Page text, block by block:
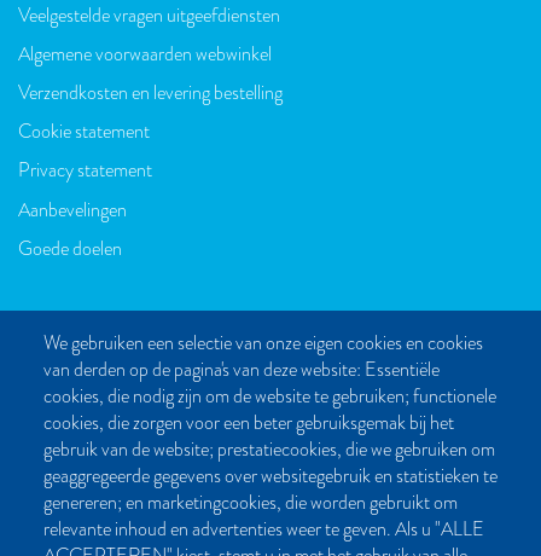
We gebruiken een selectie van onze eigen cookies en cookies
van derden op de pagina's van deze website: Essentiële
cookies, die nodig zijn om de website te gebruiken; functionele
cookies, die zorgen voor een beter gebruiksgemak bij het
gebruik van de website; prestatiecookies, die we gebruiken om
geaggregeerde gegevens over websitegebruik en statistieken te
genereren; en marketingcookies, die worden gebruikt om
relevante inhoud en advertenties weer te geven. Als u "ALLE
VOET
Veelgestelde vragen uitgeefdiensten
Algemene voorwaarden webwinkel
Verzendkosten en levering bestelling
Cookie statement
Privacy statement
Aanbevelingen
Goede doelen
CONTACT
Post- en bezoekadres:
Kattegat 32-8
9723 JP Groningen
Nederland